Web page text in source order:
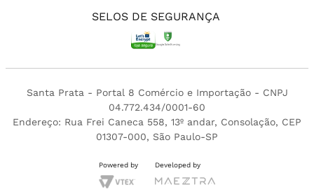
SELOS DE SEGURANÇA
Santa Prata - Portal 8 Comércio e Importação - CNPJ
04.772.434/0001-60
Endereço: Rua Frei Caneca 558, 13º andar, Consolação, CEP
01307-000, São Paulo-SP
Powered by Developed by